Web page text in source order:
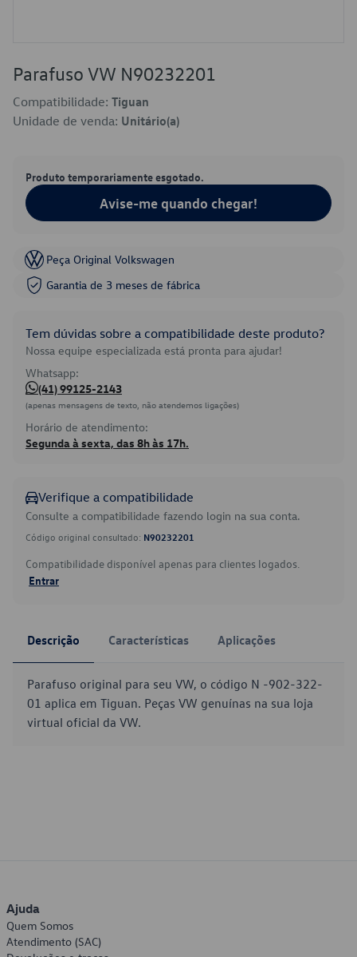
Parafuso VW N90232201
Compatibilidade: Tiguan
Unidade de venda: Unitário(a)
Produto temporariamente esgotado.
Avise-me quando chegar!
Peça Original Volkswagen
Garantia de 3 meses de fábrica
Tem dúvidas sobre a compatibilidade deste produto?
Nossa equipe especializada está pronta para ajudar!
Whatsapp:
(41) 99125-2143
(apenas mensagens de texto, não atendemos ligações)
Horário de atendimento:
Segunda à sexta, das 8h às 17h.
Verifique a compatibilidade
Consulte a compatibilidade fazendo login na sua conta.
Código original consultado: N90232201
Compatibilidade disponível apenas para clientes logados.
Entrar
Descrição Características Aplicações
Parafuso original para seu VW, o código N -902-322-
01 aplica em Tiguan. Peças VW genuínas na sua loja
virtual oficial da VW.
Ajuda
Quem Somos
Atendimento (SAC)